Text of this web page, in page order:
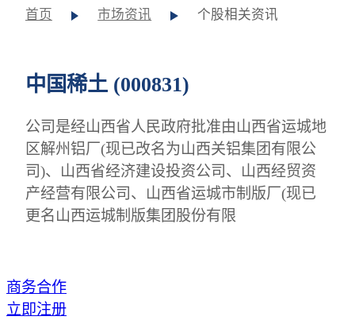
首页 市场资讯 个股相关资讯
中国稀土 (000831)
公司是经山西省人民政府批准由山西省运城地
区解州铝厂(现已改名为山西关铝集团有限公
司)、山西省经济建设投资公司、山西经贸资
产经营有限公司、山西省运城市制版厂(现已
更名山西运城制版集团股份有限
商务合作
立即注册